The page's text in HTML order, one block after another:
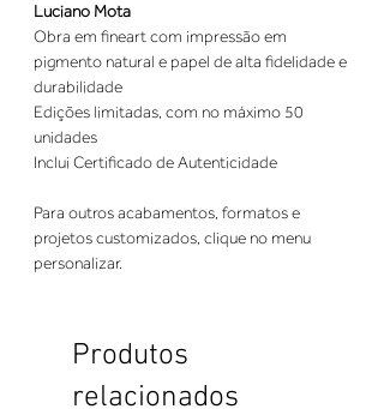
Luciano Mota
Obra em fineart com impressão em
pigmento natural e papel de alta fidelidade e
durabilidade
Edições limitadas, com no máximo 50
unidades
Inclui Certificado de Autenticidade
Para outros acabamentos, formatos e
projetos customizados, clique no menu
personalizar.
Produtos
relacionados